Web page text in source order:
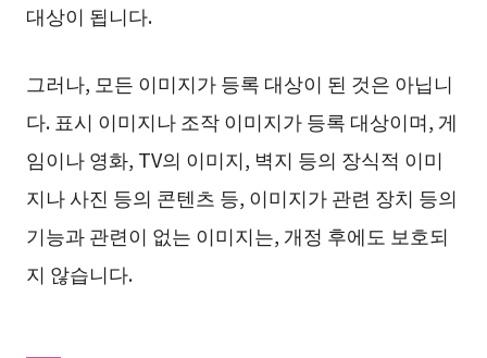
대상이 됩니다.
그러나, 모든 이미지가 등록 대상이 된 것은 아닙니
다. 표시 이미지나 조작 이미지가 등록 대상이며, 게
임이나 영화, TV의 이미지, 벽지 등의 장식적 이미
지나 사진 등의 콘텐츠 등, 이미지가 관련 장치 등의
기능과 관련이 없는 이미지는, 개정 후에도 보호되
지 않습니다.